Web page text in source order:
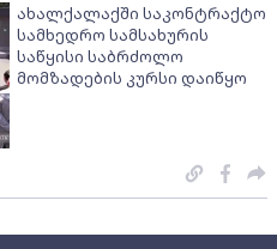
ახალქალაქში საკონტრაქტო
სამხედრო სამსახურის
საწყისი საბრძოლო
მომზადების კურსი დაიწყო